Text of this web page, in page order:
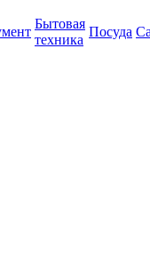
Бытовая
техника
Посуда